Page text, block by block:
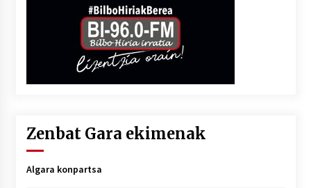
Zenbat Gara ekimenak
Algara konpartsa